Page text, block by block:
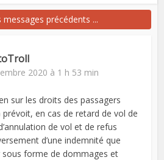
précédents ...
2020 à 1 h 53 min
sur les droits des passagers
prévoit, en cas de retard de vol de
de vol et de refus
d’une indemnité que
forme de dommages et